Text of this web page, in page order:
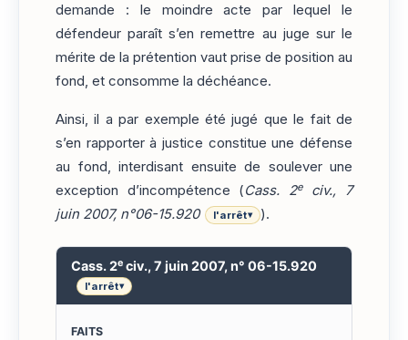
demande : le moindre acte par lequel le
défendeur paraît s’en remettre au juge sur le
mérite de la prétention vaut prise de position au
fond, et consomme la déchéance.
Ainsi, il a par exemple été jugé que le fait de
s’en rapporter à justice constitue une défense
au fond, interdisant ensuite de soulever une
exception d’incompétence (Cass. 2eciv., 7
juin 2007, n°06-15.920
l'arrêt▾ ).
Cass. 2e civ., 7 juin 2007, n° 06-15.920
l'arrêt▾
FAITS